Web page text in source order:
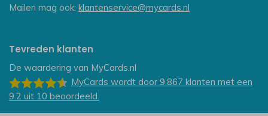
Mailen mag ook: klantenservice@mycards.nl
Tevreden klanten
De waardering van MyCards.nl
MyCards wordt door 9.867 klanten met een
9.2 uit 10 beoordeeld.